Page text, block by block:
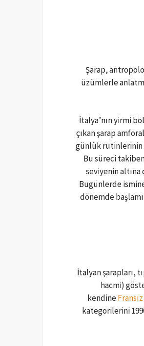
Şarap,
üzümlerle
İtalya’nın yirmi
çıkan şarap
günlük rutinlerinin
Bu süreci
seviyenin
Bugünlerde
dönemde
İtalyan şarapları,
hacmi)
kendine
kategorilerini